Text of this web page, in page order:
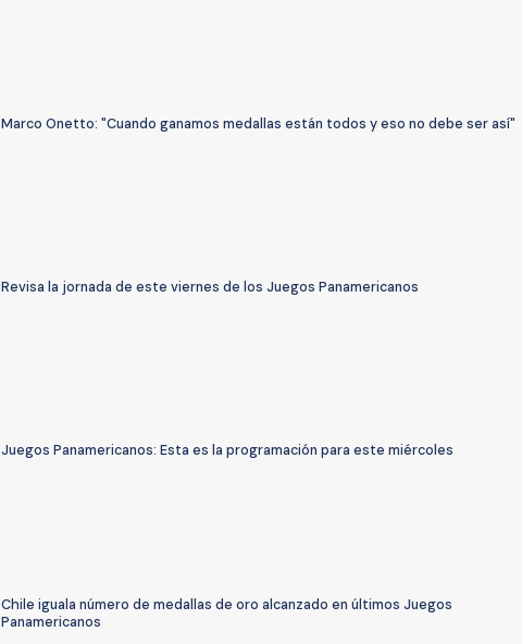
Marco Onetto: "Cuando ganamos medallas están todos y eso no debe ser así"
Revisa la jornada de este viernes de los Juegos Panamericanos
Juegos Panamericanos: Esta es la programación para este miércoles
Chile iguala número de medallas de oro alcanzado en últimos Juegos
Panamericanos